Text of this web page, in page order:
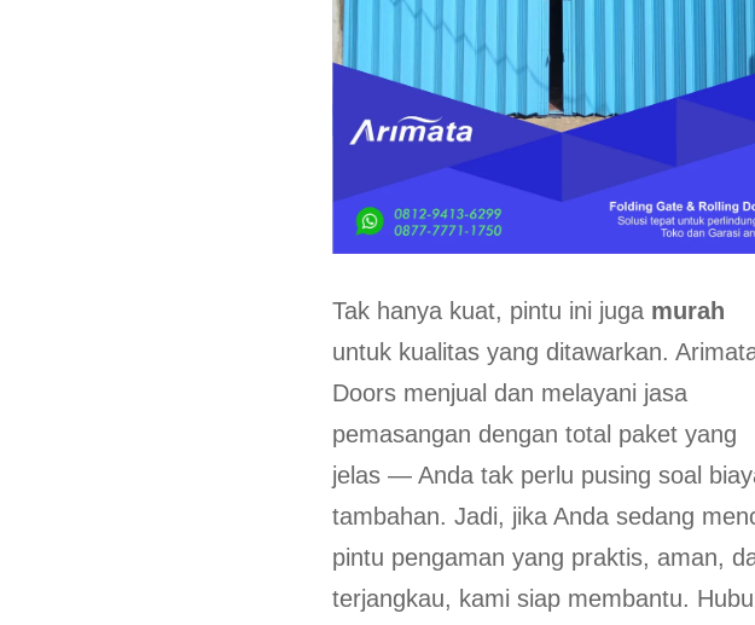
Tak hanya kuat, pintu ini juga murah
untuk kualitas yang ditawarkan.
Doors menjual dan melayani jasa
pemasangan dengan total paket yang
jelas — Anda tak perlu pusing soal
tambahan. Jadi, jika Anda sedang
pintu pengaman yang praktis, aman,
terjangkau, kami siap membantu.